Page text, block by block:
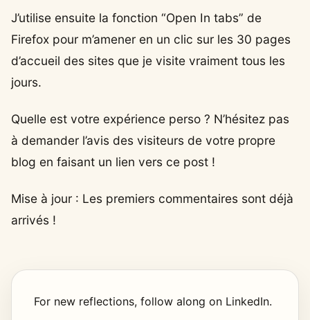
J’utilise ensuite la fonction “Open In tabs” de
Firefox pour m’amener en un clic sur les 30 pages
d’accueil des sites que je visite vraiment tous les
jours.
Quelle est votre expérience perso ? N’hésitez pas
à demander l’avis des visiteurs de votre propre
blog en faisant un lien vers ce post !
Mise à jour : Les premiers commentaires sont déjà
arrivés !
For new reflections, follow along on LinkedIn.